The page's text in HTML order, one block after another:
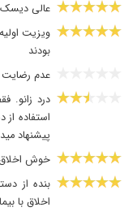
عالی
ویزیت
بودند
عدم رضایت
درد زانو.
استفاده از
پیشنهاد
خوش
بنده از
اخلاق با